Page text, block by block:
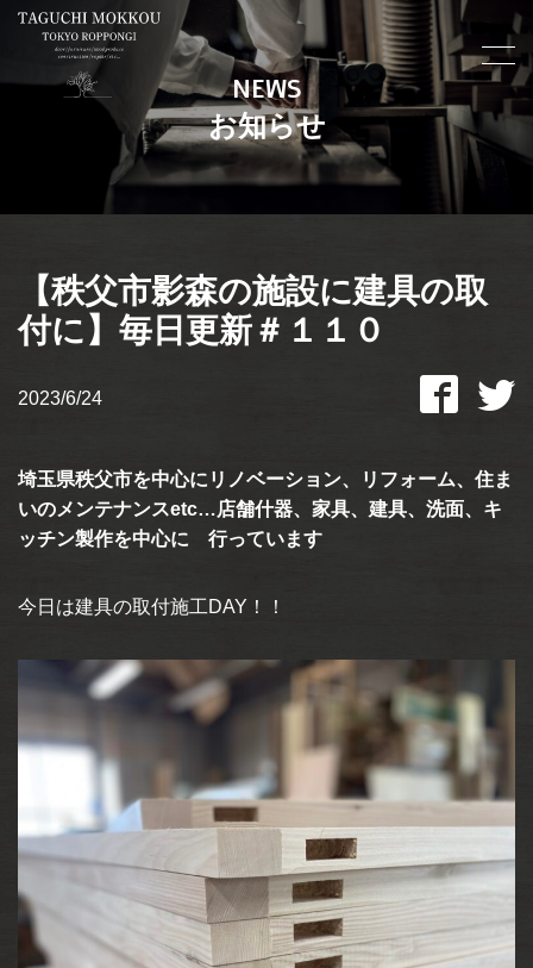
NEWS
お知らせ
【秩父市影森の施設に建具の取
付に】毎日更新＃１１０
2023/6/24
埼玉県秩父市を中心にリノベーション、リフォーム、住ま
いのメンテナンスetc…店舗什器、家具、建具、洗面、キ
ッチン製作を中心に 行っています
今日は建具の取付施工DAY！！